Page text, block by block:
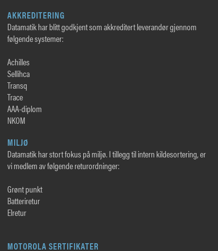
AKKREDITERING
Datamatik har blitt godkjent som akkreditert leverandør gjennom
følgende systemer:
Achilles
Sellihca
Transq
Trace
AAA-diplom
NKOM
MILJØ
Datamatik har stort fokus på miljø. I tillegg til intern kildesortering, er
vi medlem av følgende returordninger:
Grønt punkt
Batteriretur
Elretur
MOTOROLA SERTIFIKATER